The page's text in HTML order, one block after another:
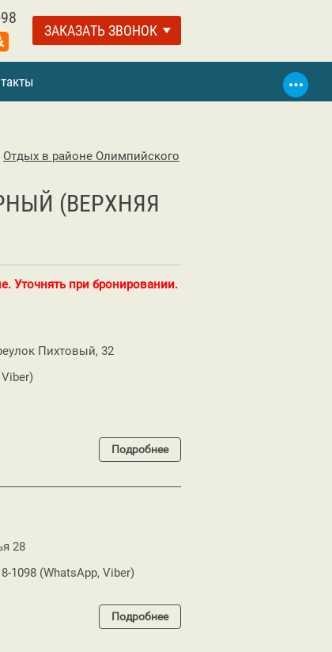
ЗАКАЗАТЬ ЗВОНОК
Отдых в районе Олимпийского
(ВЕРХНЯЯ
Уточнять при бронировании.
Пихтовый, 32
Подробнее
28
1098 (WhatsApp, Viber)
Подробнее